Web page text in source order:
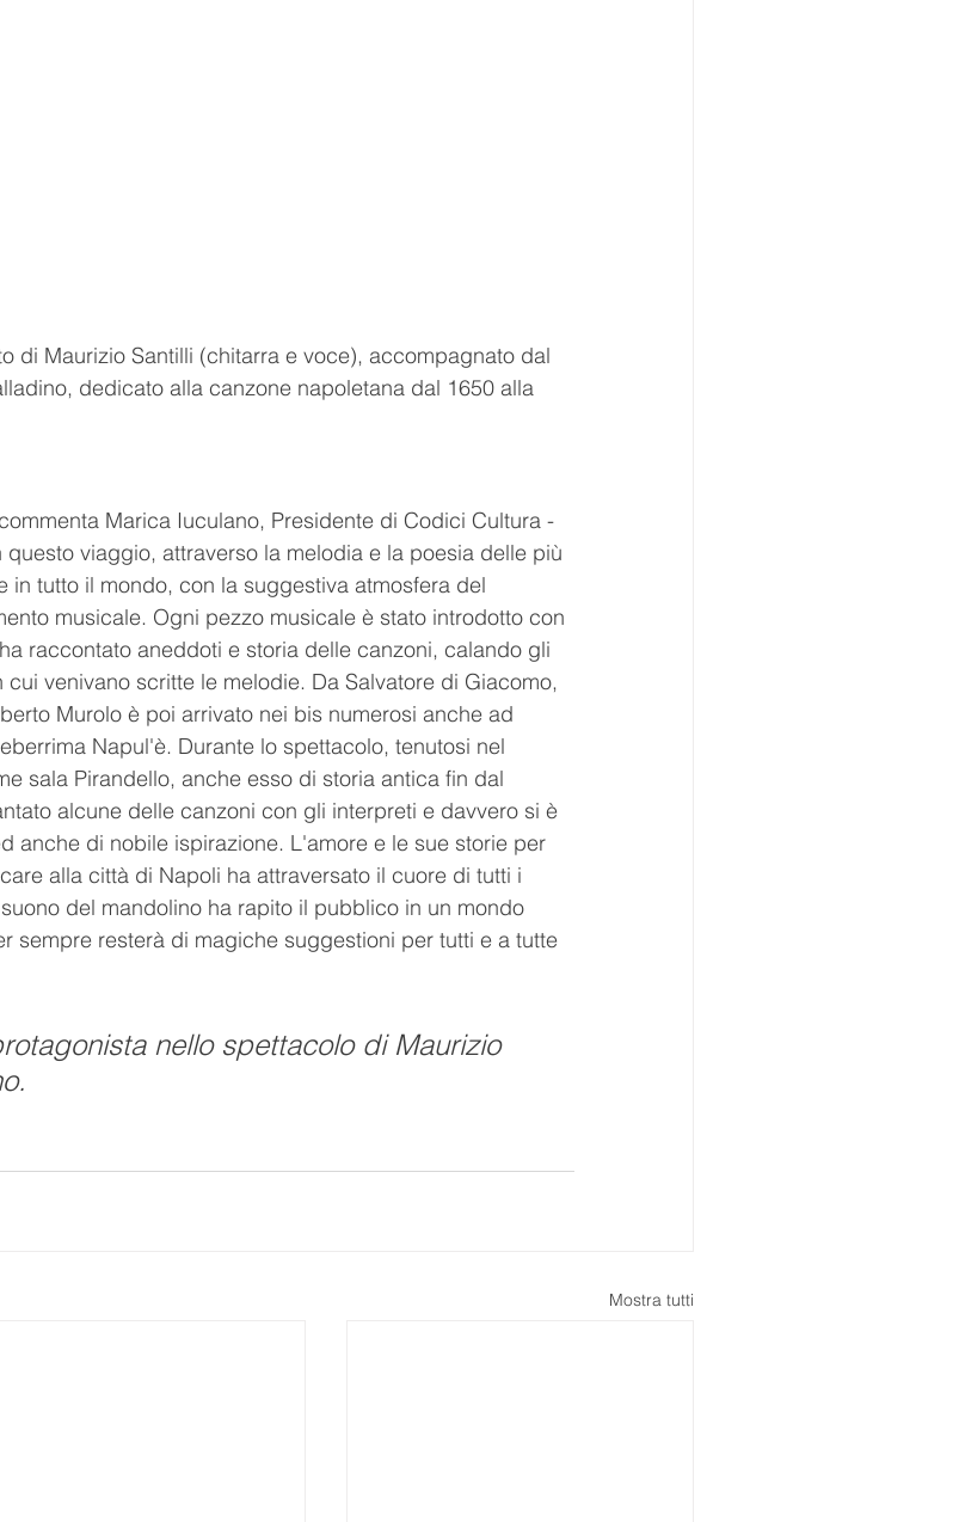
di Maurizio Santilli (chitarra e voce), accompagnato dal
dedicato alla canzone napoletana dal 1650 alla
Marica Iuculano, Presidente di Codici Cultura -
viaggio, attraverso la melodia e la poesia delle più
in tutto il mondo, con la suggestiva atmosfera del
musicale. Ogni pezzo musicale è stato introdotto con
raccontato aneddoti e storia delle canzoni, calando gli
venivano scritte le melodie. Da Salvatore di Giacomo,
Murolo è poi arrivato nei bis numerosi anche ad
Napul'è. Durante lo spettacolo, tenutosi nel
sala Pirandello, anche esso di storia antica fin dal
alcune delle canzoni con gli interpreti e davvero si è
anche di nobile ispirazione. L'amore e le sue storie per
alla città di Napoli ha attraversato il cuore di tutti i
del mandolino ha rapito il pubblico in un mondo
sempre resterà di magiche suggestioni per tutti e a tutte
nello spettacolo di Maurizio
Mostra tutti